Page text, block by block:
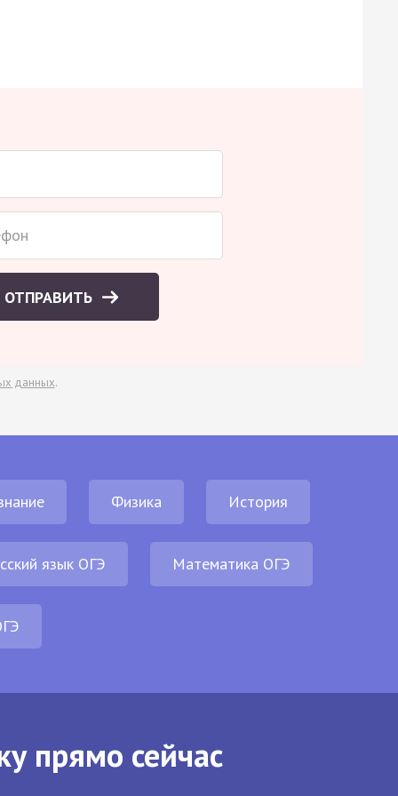
ОТПРАВИТЬ
данных.
Физика История
язык ОГЭ Математика ОГЭ
прямо сейчас